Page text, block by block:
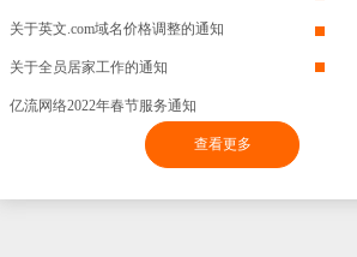
关于英文.com域名价格调整的通知
关于全员居家工作的通知
亿流网络2022年春节服务通知
查看更多